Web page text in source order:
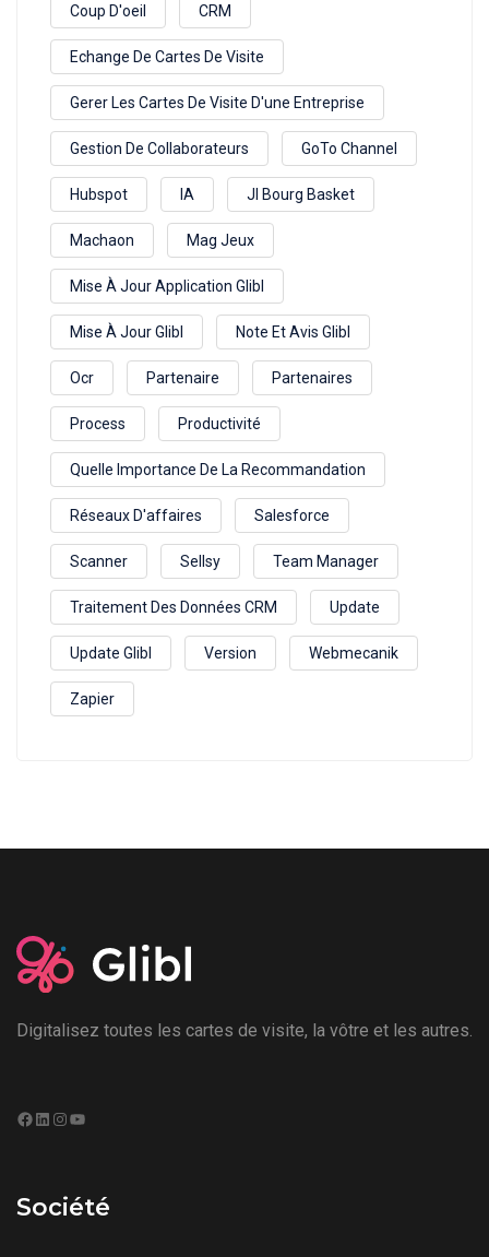
Coup D'oeil CRM
Echange De Cartes De Visite
Gerer Les Cartes De Visite D'une Entreprise
Gestion De Collaborateurs GoTo Channel
Hubspot IA Jl Bourg Basket
Machaon Mag Jeux
Mise À Jour Application Glibl
Mise À Jour Glibl Note Et Avis Glibl
Ocr Partenaire Partenaires
Process Productivité
Quelle Importance De La Recommandation
Réseaux D'affaires Salesforce
Scanner Sellsy Team Manager
Traitement Des Données CRM Update
Update Glibl Version Webmecanik
Zapier
Digitalisez toutes les cartes de visite, la vôtre et les autres.
Facebook
LinkedIn
Instagram
Société